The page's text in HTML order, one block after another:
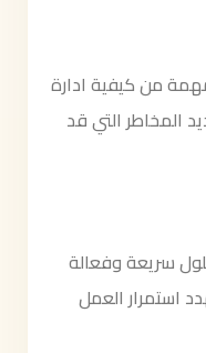
من كيفية ادارة
المخاطر التي قد
سريعة وفعالة
استمرار العمل